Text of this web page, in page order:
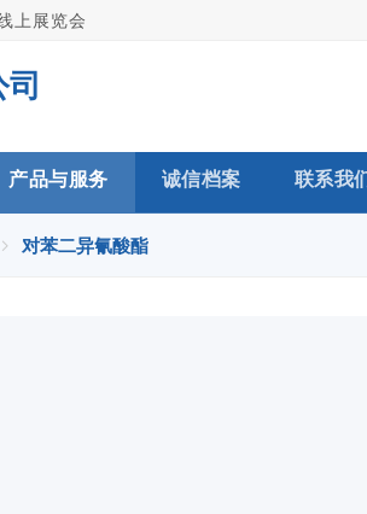
上展览会
产品与服务 诚信档案 联系我
对苯二异氰酸酯